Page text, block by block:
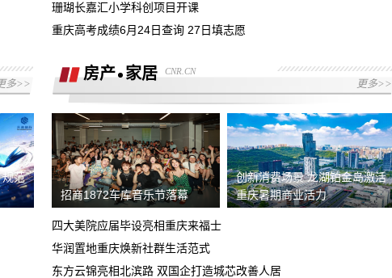
分购车款
商家虚假报价不兑现承诺，原订车价
215000元包含7500元保养套餐后续又不
未收到押金，诉求退押金并报销路费
哈尔滨运通奥迪，全款交付不给提车，反
要求店家全额退款一万元
重庆鑫茂丰硕汽车销售有限公司欺诈消费
者，诱导签订定单，存在霸王条款且拒绝
退还定金
买车子定金不给退
车载蓝牙坏了 找到理想400解决 以我超
质保为由拒绝更换 沟通无果 不解决
珊瑚长嘉汇小学科创项目开课
重庆高考成绩6月24日查询 27日填志愿
多>>
规范
房产 家居 CNR.CN
更多>>
招商1872车库音乐节落幕
创新消费场景 龙湖铂金岛激活
重庆暑期商业活力
四大美院应届毕设亮相重庆来福士
华润置地重庆焕新社群生活范式
东方云锦亮相北滨路 双国企打造城芯改善人居